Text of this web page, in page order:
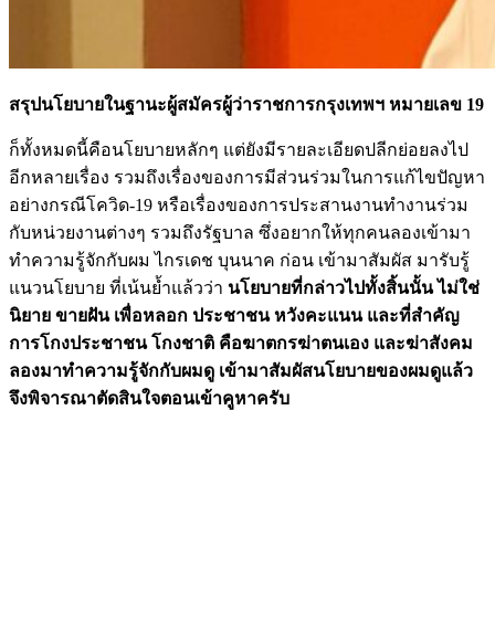
สรุปนโยบายในฐานะผู้สมัครผู้ว่าราชการกรุงเทพฯ หมายเลข 19
ก็ทั้งหมดนี้คือนโยบายหลักๆ แต่ยังมีรายละเอียดปลีกย่อยลงไป
อีกหลายเรื่อง รวมถึงเรื่องของการมีส่วนร่วมในการแก้ไขปัญหา
อย่างกรณีโควิด-19 หรือเรื่องของการประสานงานทำงานร่วม
กับหน่วยงานต่างๆ รวมถึงรัฐบาล ซึ่งอยากให้ทุกคนลองเข้ามา
ทำความรู้จักกับผม ไกรเดช บุนนาค ก่อน เข้ามาสัมผัส มารับรู้
แนวนโยบาย ที่เน้นย้ำแล้วว่า นโยบายที่กล่าวไปทั้งสิ้นนั้น ไม่ใช่
นิยาย ขายฝัน เพื่อหลอก ประชาชน หวังคะแนน และที่สำคัญ
การโกงประชาชน โกงชาติ คือฆาตกรฆ่าตนเอง และฆ่าสังคม
ลองมาทำความรู้จักกับผมดู เข้ามาสัมผัสนโยบายของผมดูแล้ว
จึงพิจารณาตัดสินใจตอนเข้าคูหาครับ